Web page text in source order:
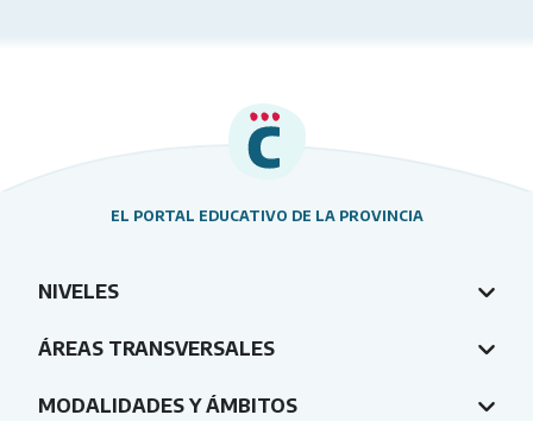
EL PORTAL EDUCATIVO DE LA PROVINCIA
NIVELES
ÁREAS TRANSVERSALES
MODALIDADES Y ÁMBITOS